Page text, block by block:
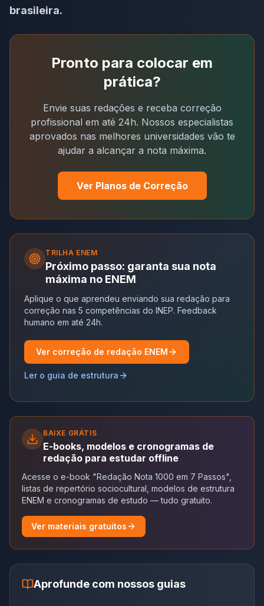
brasileira.
Pronto para colocar em
prática?
Envie suas redações e receba correção
profissional em até 24h. Nossos especialistas
aprovados nas melhores universidades vão te
ajudar a alcançar a nota máxima.
Ver Planos de Correção
TRILHA ENEM
Próximo passo: garanta sua nota
máxima no ENEM
Aplique o que aprendeu enviando sua redação para
correção nas 5 competências do INEP. Feedback
humano em até 24h.
Ver correção de redação ENEM
Ler o guia de estrutura
BAIXE GRÁTIS
E-books, modelos e cronogramas de
redação para estudar offline
Acesse o e-book "Redação Nota 1000 em 7 Passos",
listas de repertório sociocultural, modelos de estrutura
ENEM e cronogramas de estudo — tudo gratuito.
Ver materiais gratuitos
Aprofunde com nossos guias